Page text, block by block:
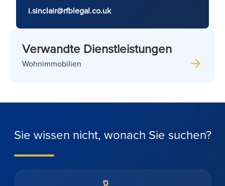
i.sinclair@rfblegal.co.uk
Verwandte Dienstleistungen
Wohnimmobilien
Sie wissen nicht, wonach Sie suchen?